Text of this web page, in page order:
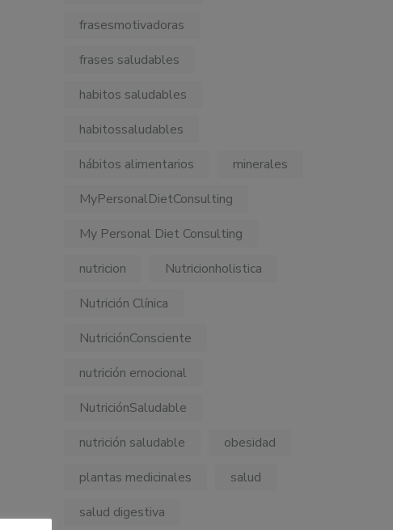
frasesmotivadoras
frases saludables
habitos saludables
habitossaludables
hábitos alimentarios
minerales
MyPersonalDietConsulting
My Personal Diet Consulting
nutricion
Nutricionholistica
Nutrición Clínica
NutriciónConsciente
nutrición emocional
NutriciónSaludable
nutrición saludable
obesidad
plantas medicinales
salud
salud digestiva